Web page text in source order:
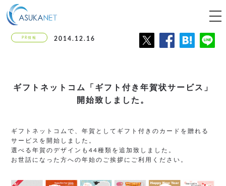
PR情報 2014.12.16
ギフトネットコム「ギフト付き年賀状サービス」
開始致しました。
ギフトネットコムで、年賀としてギフト付きのカードを贈れる
サービスを開始しました。
選べる年賀のデザインも44種類を追加致しました。
お世話になった方への年始のご挨拶にご利用ください。